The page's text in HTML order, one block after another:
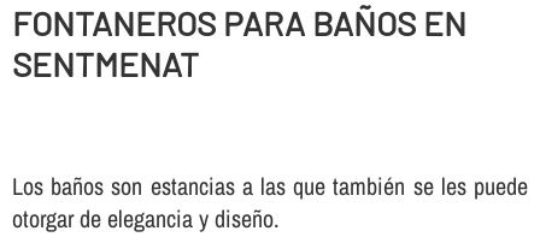
FONTANEROS PARA BAÑOS EN
SENTMENAT
Los baños son estancias a las que también se les puede
otorgar de elegancia y diseño.